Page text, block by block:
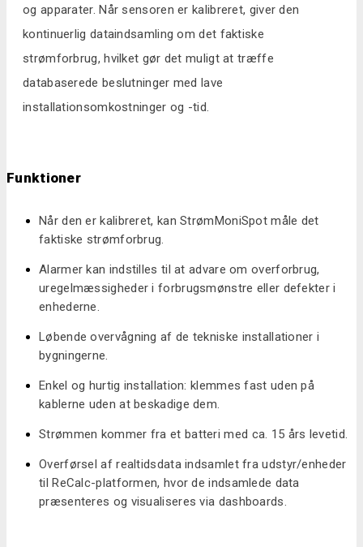
og apparater. Når sensoren er kalibreret, giver den
kontinuerlig dataindsamling om det faktiske
strømforbrug, hvilket gør det muligt at træffe
databaserede beslutninger med lave
installationsomkostninger og -tid.
Funktioner
Når den er kalibreret, kan StrømMoniSpot måle det
faktiske strømforbrug.
Alarmer kan indstilles til at advare om overforbrug,
uregelmæssigheder i forbrugsmønstre eller defekter i
enhederne.
Løbende overvågning af de tekniske installationer i
bygningerne.
Enkel og hurtig installation: klemmes fast uden på
kablerne uden at beskadige dem.
Strømmen kommer fra et batteri med ca. 15 års levetid.
Overførsel af realtidsdata indsamlet fra udstyr/enheder
til ReCalc-platformen, hvor de indsamlede data
præsenteres og visualiseres via dashboards.